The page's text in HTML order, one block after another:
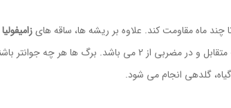
چند ماه مقاومت کند. علاوه بر ریشه ها، ساقه هایزامیفولیا
باشند تعداد کمتر و هر چه سن
گلدهی انجام می شود.